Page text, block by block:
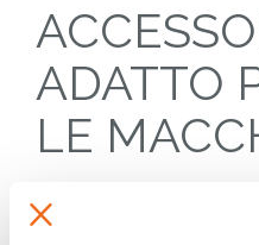
ADATTO
LE